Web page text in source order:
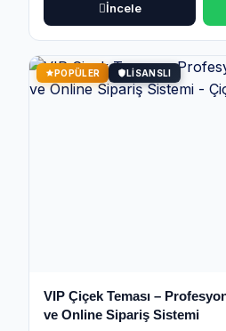
İncele
POPÜLER LISANSLI
VIP Çiçek Teması –
ve Online Sipariş Sistemi